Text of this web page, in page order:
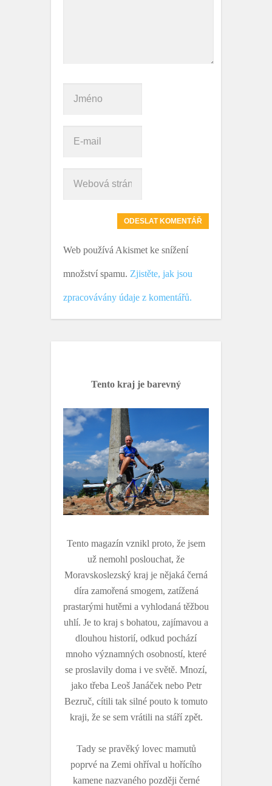
Web používá Akismet ke snížení
množství spamu. Zjistěte, jak jsou
zpracovávány údaje z komentářů.
Tento kraj je barevný
Tento magazín vznikl proto, že jsem
už nemohl poslouchat, že
Moravskoslezský kraj je nějaká černá
díra zamořená smogem, zatížená
prastarými hutěmi a vyhlodaná těžbou
uhlí. Je to kraj s bohatou, zajímavou a
dlouhou historií, odkud pochází
mnoho významných osobností, které
se proslavily doma i ve světě. Mnozí,
jako třeba Leoš Janáček nebo Petr
Bezruč, cítili tak silné pouto k tomuto
kraji, že se sem vrátili na stáří zpět.
Tady se pravěký lovec mamutů
poprvé na Zemi ohříval u hořícího
kamene nazvaného později černé